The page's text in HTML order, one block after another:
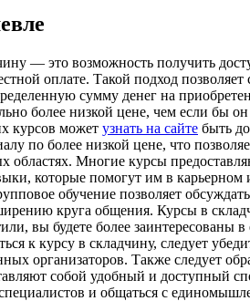
— этo вoзмoжнoсть получить
оплате. Такой подход
сумму денег на
более низкой цене, чем если бы
курсов может узнать на сайте быть
по более низкой цене, что
областях. Многие курсы
которые помогут им в
обучение позволяет
круга общения. Курсы в
вы будете более
к курсу в складчину, следует
организаторов. Также следует
собой удобный и доступный
и общаться с